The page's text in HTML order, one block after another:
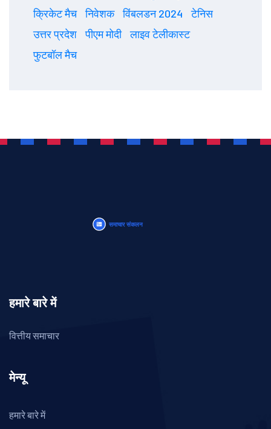
क्रिकेट मैच
निवेशक विंबलडन 2024
टेनिस
उत्तर प्रदेश
पीएम मोदी
लाइव टेलीकास्ट
फुटबॉल मैच
हमारे बारे में
वित्तीय समाचार
मेन्यू
हमारे बारे में